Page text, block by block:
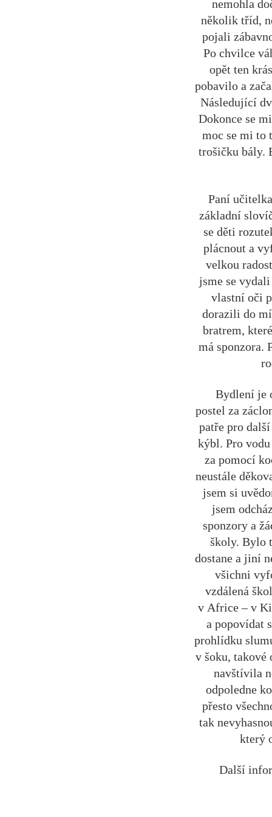
nemohla
několik tříd,
pojali
Po chvilce
opět ten
pobavilo a
Následující
Dokonce se
moc se mi to
trošičku bály.
Paní
základní
se děti
plácnout a
velkou
jsme se
vlastní oči
dorazili do
bratrem,
má sponzora.
Bydlení je
postel za
patře pro
kýbl. Pro
za pomocí
neustále
jsem si
jsem
sponzory a
školy. Bylo
dostane a jiní
všichni
vzdálená
v Africe – v
a popovídat
prohlídku
v šoku, takové
navštívila
odpoledne
přesto
tak
který
Další